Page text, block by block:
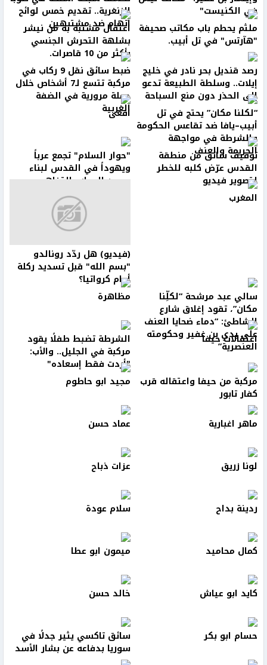
في الكنيست" الزنغرية.. تقديم خمس لوائح
اتهام ضد مشتبهين ملثم يحطم باب مكاتب صحيفة
"هآرتس" في تل أبيب.
اعتقال مشتبه به من نيشر
بشلهة التحرش الجنسي
بأكثر من 10 قاصرات.
رصد قنديل بحر نادر في خليج
إيلات.. وسلطة الطبيعة تدعو
إلى الحذر دون منع السباحة
ضبط سائق نقل 9 ركاب في
مركبة تتسع لـ7 أشخاص خلال
حملة مرورية في الضفة
الغربية “لكلنا مكان” يحتج في تل
أبيب–يافا ضد تقاعس الحكومة
والشرطة في مواجهة
الجريمة والعنف
افعى
توقيف سائق من منطقة
القدس عرّض كلبه للخطر
لتصوير فيديو
"حوار السلام" تجمع عرباً
ويهوداً في القدس لبناء
جسور الحوار والتفاهم
المغرب
(فيديو) هل ردّد رونالدو
"بسم الله" قبل تسديد ركلة
أمام كرواتيا؟
سالي عبد مرشحة “لكلِّنا
مكان”، تقود إغلاق شارع
الشاطئ: “دماء ضحايا العنف
على يدي بن غفير وحكومته
العنصرية”
مظاهرة
اعتقالات حيفا الشرطة تضبط طفلًا يقود
مركبة في الجليل.. والأب:
"أردت فقط إسعاده"
مركبة من حيفا واعتقاله قرب
كفار تابور
مجيد ابو حاطوم
ماهر اغبارية عماد حسن
لونا زريق عزات ذباح
ردينة بداح سلام عودة
كمال محاميد ميمون ابو عطا
كايد ابو عياش خالد حسن
حسام ابو بكر سائق تاكسي يثير جدلًا في
سوريا بدفاعه عن بشار الأسد